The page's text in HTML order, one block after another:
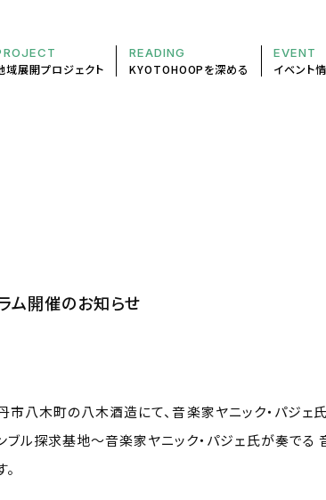
域展開プロジェクト
READING
KYOTOHOOPを深める
EVENT
イベント
ム開催のお知らせ
八木町の八木酒造にて、音楽家ヤニック・パジェ
ブル探求基地～音楽家ヤニック・パジェ氏が奏でる